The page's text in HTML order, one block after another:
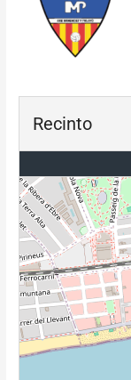
Recinto